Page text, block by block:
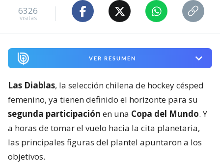
6326
visitas
VER RESUMEN
Las Diablas, la selección chilena de hockey césped
femenino, ya tienen definido el horizonte para su
segunda participación en una Copa del Mundo. Y
a horas de tomar el vuelo hacia la cita planetaria,
las principales figuras del plantel apuntaron a los
objetivos.